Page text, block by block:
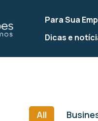
Para Sua
Dicas e
All